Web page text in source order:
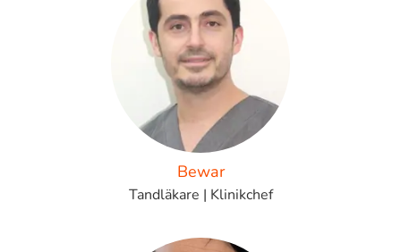
Bewar
Tandläkare | Klinikchef